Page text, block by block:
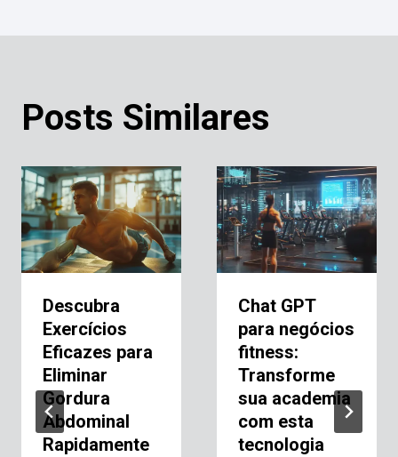
Posts Similares
Descubra
Exercícios
Eficazes para
Eliminar
Gordura
Abdominal
Rapidamente
Chat GPT
para negócios
fitness:
Transforme
sua academia
com esta
tecnologia